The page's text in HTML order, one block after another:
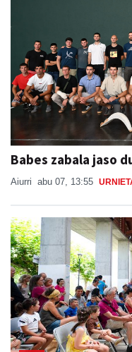
Babes zabala jaso
Aiurri abu 07, 13:55